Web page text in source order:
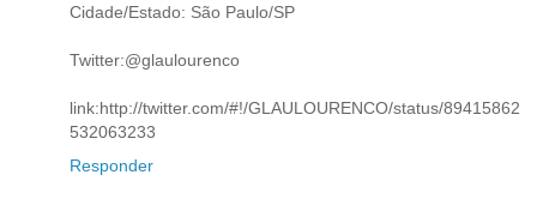
Cidade/Estado: São Paulo/SP
Twitter:@glaulourenco
link:http://twitter.com/#!/GLAULOURENCO/status/89415862
532063233
Responder